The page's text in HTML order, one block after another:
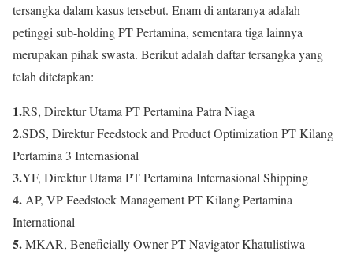
tersangka dalam kasus tersebut. Enam di antaranya adalah
petinggi sub-holding PT Pertamina, sementara tiga lainnya
merupakan pihak swasta. Berikut adalah daftar tersangka yang
telah ditetapkan:
1.RS, Direktur Utama PT Pertamina Patra Niaga
2.SDS, Direktur Feedstock and Product Optimization PT Kilang
Pertamina 3 Internasional
3.YF, Direktur Utama PT Pertamina Internasional Shipping
4. AP, VP Feedstock Management PT Kilang Pertamina
International
5.MKAR, Beneficially Owner PT Navigator Khatulistiwa